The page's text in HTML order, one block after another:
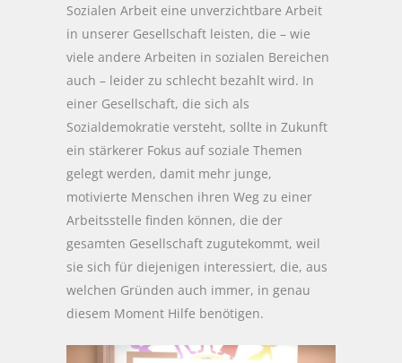
Sozialen Arbeit eine unverzichtbare Arbeit
in unserer Gesellschaft leisten, die – wie
viele andere Arbeiten in sozialen Bereichen
auch – leider zu schlecht bezahlt wird. In
einer Gesellschaft, die sich als
Sozialdemokratie versteht, sollte in Zukunft
ein stärkerer Fokus auf soziale Themen
gelegt werden, damit mehr junge,
motivierte Menschen ihren Weg zu einer
Arbeitsstelle finden können, die der
gesamten Gesellschaft zugutekommt, weil
sie sich für diejenigen interessiert, die, aus
welchen Gründen auch immer, in genau
diesem Moment Hilfe benötigen.